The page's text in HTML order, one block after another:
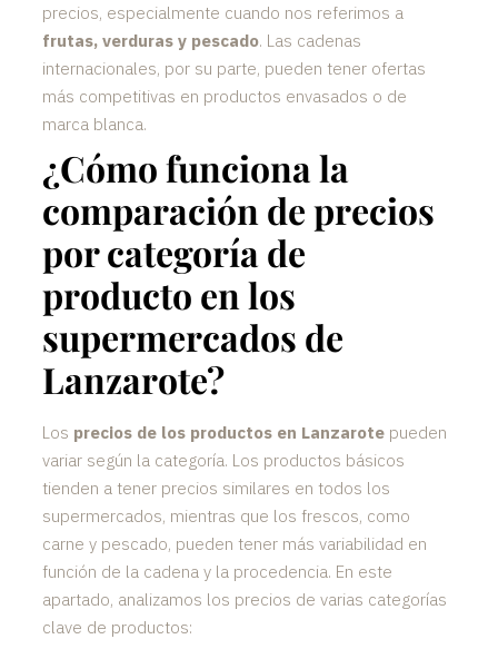
precios, especialmente cuando nos referimos a
frutas, verduras y pescado. Las cadenas
internacionales, por su parte, pueden tener ofertas
más competitivas en productos envasados o de
marca blanca.
¿Cómo funciona la
comparación de precios
por categoría de
producto en los
supermercados de
Lanzarote?
Los precios de los productos en Lanzarote pueden
variar según la categoría. Los productos básicos
tienden a tener precios similares en todos los
supermercados, mientras que los frescos, como
carne y pescado, pueden tener más variabilidad en
función de la cadena y la procedencia. En este
apartado, analizamos los precios de varias categorías
clave de productos: